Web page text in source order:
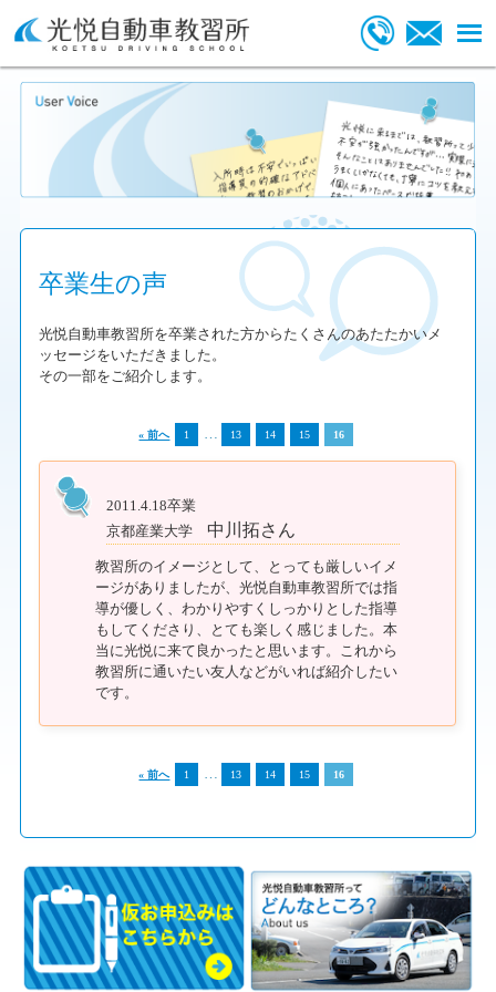
卒業生の声
光悦自動車教習所を卒業された方からたくさんのあたたかいメ
ッセージをいただきました。
その一部をご紹介します。
« 前へ 1 … 13 14 15 16
2011.4.18卒業
京都産業大学
中川拓さん
教習所のイメージとして、とっても厳しいイメ
ージがありましたが、光悦自動車教習所では指
導が優しく、わかりやすくしっかりとした指導
もしてくださり、とても楽しく感じました。本
当に光悦に来て良かったと思います。これから
教習所に通いたい友人などがいれば紹介したい
です。
« 前へ 1 … 13 14 15 16